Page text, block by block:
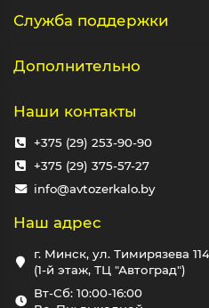
Служба поддержки
Дополнительно
Наши контакты
+375 (29) 253-90-90
+375 (29) 375-57-27
info@avtozerkalo.by
Наш адрес
г. Минск, ул. Тимирязева
(1-й этаж, ТЦ "Автоград")
Вт-Сб: 10:00-16:00